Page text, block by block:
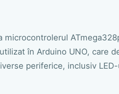
în Arduino UNO, care
periferice, inclusiv